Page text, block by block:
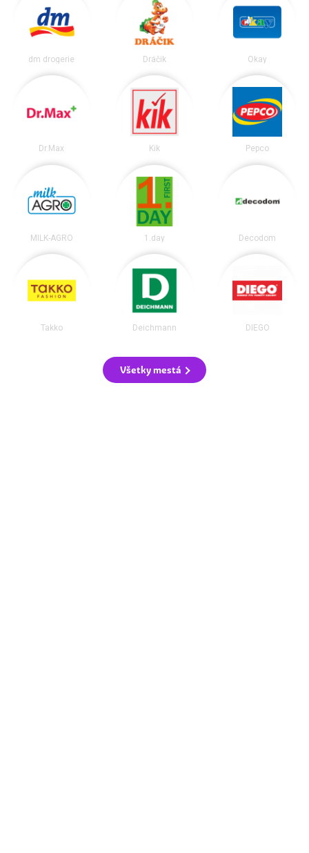
dm drogerie Dráčik Okay
Dr.Max Kik Pepco
MILK-AGRO 1.day Decodom
Takko Deichmann DIEGO
Všetky mestá